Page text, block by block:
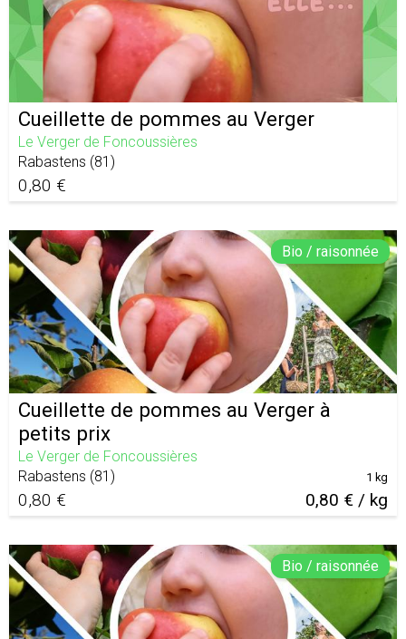
Cueillette de pommes au Verger
Le Verger de Foncoussières
Rabastens (81 )
0,80 €
Bio / raisonnée
Cueillette de pommes au Verger à
petits prix
Le Verger de Foncoussières
Rabastens (81 )
0,80 € 0,80 € / kg
1 kg
Bio / raisonnée